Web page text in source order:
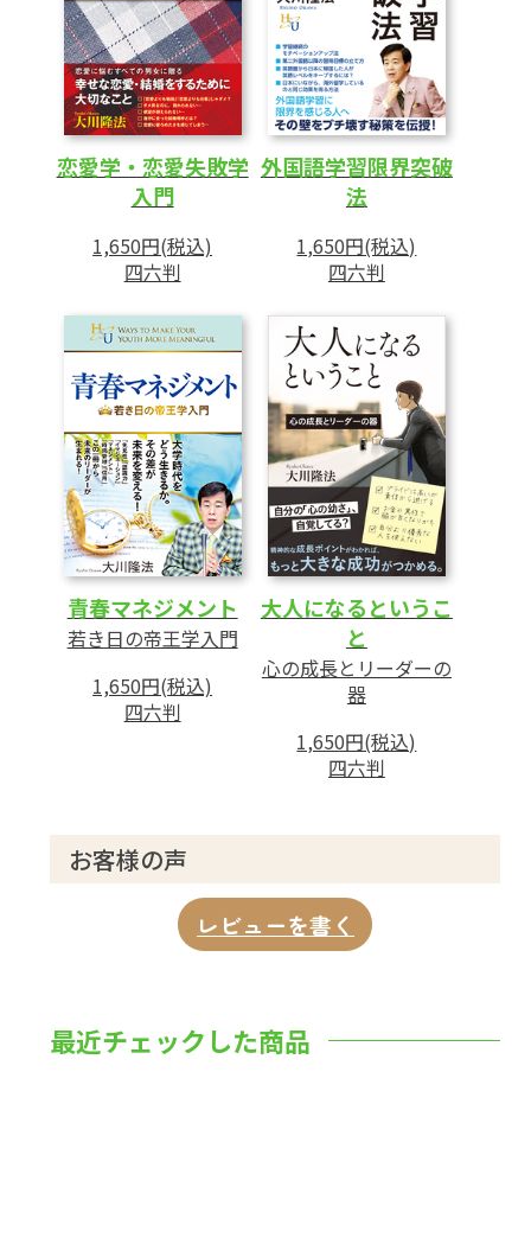
恋愛学・恋愛失敗学
入門
1,650円(税込)
四六判
外国語学習限界突破
法
1,650円(税込)
四六判
青春マネジメント
若き日の帝王学入門
1,650円(税込)
四六判
大人になるというこ
と
心の成長とリーダーの
器
1,650円(税込)
四六判
お客様の声
レビューを書く
最近チェックした商品